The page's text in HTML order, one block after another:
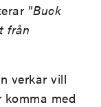
”Buck
från
verkar vill
med